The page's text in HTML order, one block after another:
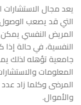
يعد مجال
التي قد يصعب
المريض النفسي يمكن
النفسية، في حالة
جامعية تؤهله لذلك
المعلومات
المرضى وكلما زاد عدد
والأموال.